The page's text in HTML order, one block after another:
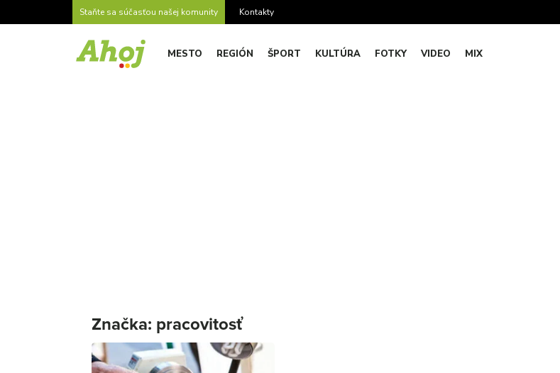
Staňte sa súčasťou našej komunity Kontakty
MESTO REGIÓN ŠPORT KULTÚRA FOTKY VIDEO MIX
Značka: pracovitosť